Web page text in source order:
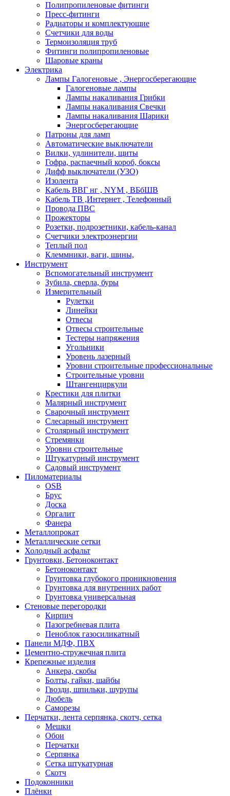
Полипропиленовые фитинги
Пресс-фитинги
Радиаторы и комплектующие
Счетчики для воды
Термоизоляция труб
Фитинги полипропиленовые
Шаровые краны
Электрика
Лампы Галогеновые , Энергосберегающие
Галогеновые лампы
Лампы накаливания Грибки
Лампы накаливания Свечки
Лампы накаливания Шарики
Энергосберегающие
Патроны для ламп
Автоматические выключатели
Вилки, удлинители, щиты
Гофра, распаечный короб, боксы
Дифф выключатели (УЗО)
Изолента
Кабель ВВГ нг , NYM , ВБбШВ
Кабель ТВ ,Интернет , Телефонный
Провода ПВС
Прожекторы
Розетки, подрозетники, кабель-канал
Счетчики электроэнергии
Теплый пол
Клеммники, ваги, шины,
Инструмент
Вспомогательный инструмент
Зубила, сверла, буры
Измерительный
Рулетки
Линейки
Отвесы
Отвесы строительные
Тестеры напряжения
Угольники
Уровень лазерный
Уровни строительные профессиональные
Строительные уровни
Штангенциркули
Крестики для плитки
Малярный инструмент
Сварочный инструмент
Слесарный инструмент
Столярный инструмент
Стремянки
Уровни строительные
Штукатурный инструмент
Садовый инструмент
Пиломатериалы
OSB
Брус
Доска
Оргалит
Фанера
Металлопрокат
Металлические сетки
Холодный асфальт
Грунтовки, Бетоноконтакт
Бетоноконтакт
Грунтовка глубокого проникновения
Грунтовка для внутренних работ
Грунтовка универсальная
Стеновые перегородки
Кирпич
Пазогребневая плита
Пеноблок газосиликатный
Панели МДФ, ПВХ
Цементно-стружечная плита
Крепежные изделия
Анкера, скобы
Болты, гайки, шайбы
Гвозди, шпильки, шурупы
Дюбель
Саморезы
Перчатки, лента серпянка, скотч, сетка
Мешки
Обои
Перчатки
Серпянка
Сетка штукатурная
Скотч
Подоконники
Плёнки